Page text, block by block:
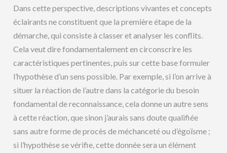
Dans cette perspective, descriptions vivantes et concepts
éclairants ne constituent que la première étape de la
démarche, qui consiste à classer et analyser les conflits.
Cela veut dire fondamentalement en circonscrire les
caractéristiques pertinentes, puis sur cette base formuler
l’hypothèse d’un sens possible. Par exemple, si l’on arrive à
situer la réaction de l’autre dans la catégorie du besoin
fondamental de reconnaissance, cela donne un autre sens
à cette réaction, que sinon j’aurais sans doute qualifiée
sans autre forme de procès de méchanceté ou d’égoïsme ;
si l’hypothèse se vérifie, cette donnée sera un élément